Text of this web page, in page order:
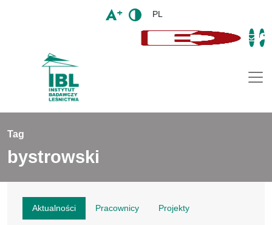
PL
Tag
bystrowski
Aktualności Pracownicy Projekty